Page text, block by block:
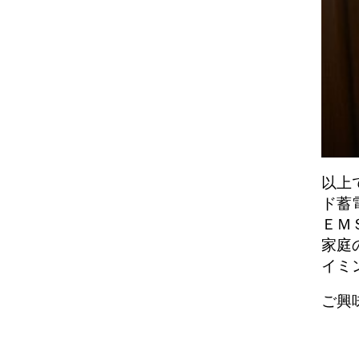
以上
ド
ＥＭ
家庭
イミ
ご興